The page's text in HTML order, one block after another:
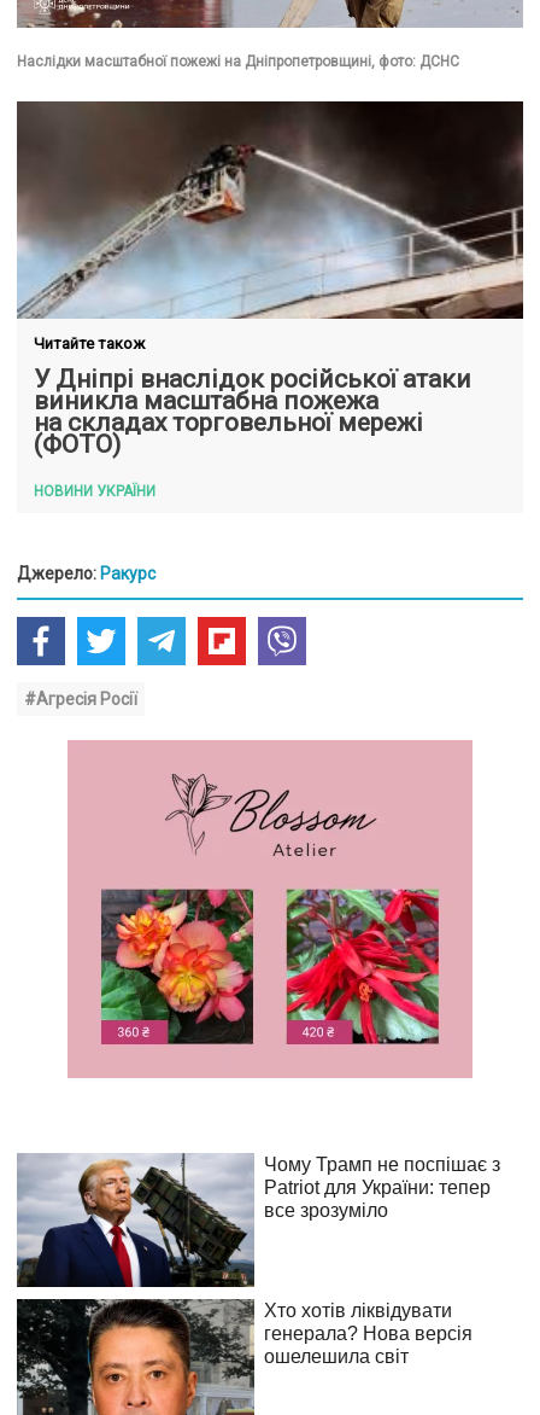
Наслідки масштабної пожежі на Дніпропетровщині, фото: ДСНС
Читайте також
У Дніпрі внаслідок російської атаки
виникла масштабна пожежа
на складах торговельної мережі
(ФОТО)
НОВИНИ УКРАЇНИ
Джерело: Ракурс
#Агресія Росії